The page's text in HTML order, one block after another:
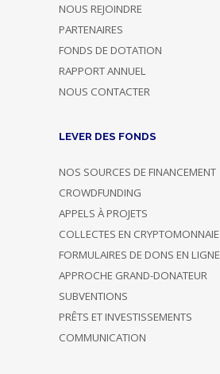
NOUS REJOINDRE
PARTENAIRES
FONDS DE DOTATION
RAPPORT ANNUEL
NOUS CONTACTER
LEVER DES FONDS
NOS SOURCES DE FINANCEMENT
CROWDFUNDING
APPELS À PROJETS
COLLECTES EN CRYPTOMONNAIE
FORMULAIRES DE DONS EN LIGNE
APPROCHE GRAND-DONATEUR
SUBVENTIONS
PRÊTS ET INVESTISSEMENTS
COMMUNICATION